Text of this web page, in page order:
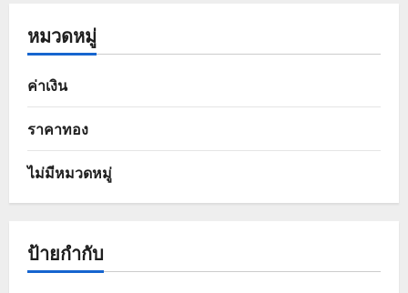
หมวดหมู่
ค่าเงิน
ราคาทอง
ไม่มีหมวดหมู่
ป้ายกำกับ